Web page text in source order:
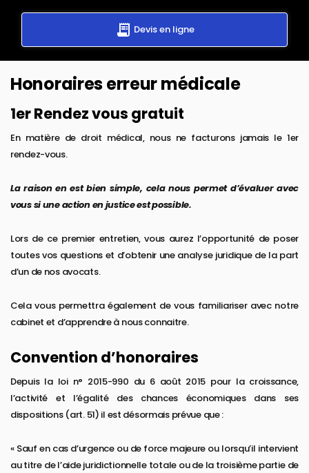
Devis en ligne
Honoraires erreur médicale
1er Rendez vous gratuit
En matière de droit médical, nous ne facturons jamais le 1er
rendez-vous.
La raison en est bien simple, cela nous permet d’évaluer avec
vous si une action en justice est possible.
Lors de ce premier entretien, vous aurez l’opportunité de poser
toutes vos questions et d’obtenir une analyse juridique de la part
d’un de nos avocats.
Cela vous permettra également de vous familiariser avec notre
cabinet et d’apprendre à nous connaitre.
Convention d’honoraires
Depuis la loi n° 2015-990 du 6 août 2015 pour la croissance,
l’activité et l’égalité des chances économiques dans ses
dispositions (art. 51) il est désormais prévue que :
« Sauf en cas d’urgence ou de force majeure ou lorsqu’il intervient
au titre de l’aide juridictionnelle totale ou de la troisième partie de